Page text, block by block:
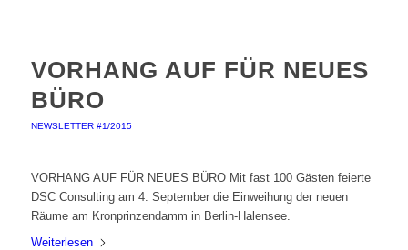
VORHANG AUF FÜR NEUES
BÜRO
NEWSLETTER #1/2015
VORHANG AUF FÜR NEUES BÜRO Mit fast 100 Gästen feierte
DSC Consulting am 4. September die Einweihung der neuen
Räume am Kronprinzendamm in Berlin-Halensee.
Weiterlesen